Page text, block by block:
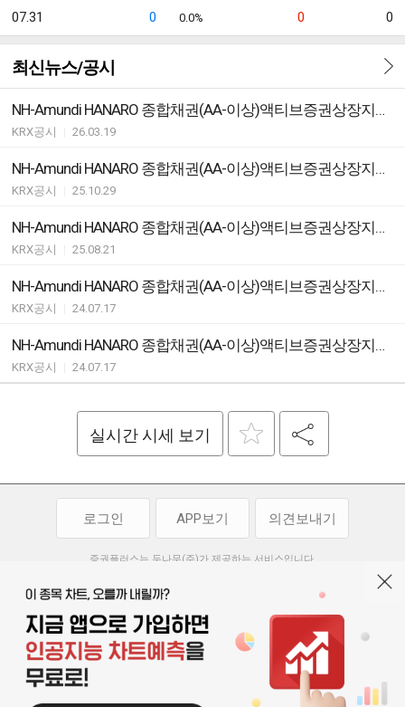
07.31 0 0.0% 0 0
최신뉴스/공시
NH-Amundi HANARO 종합채권(AA-이상)액티브증권상장지수투자신탁(채권) ETF지정참가회사(AP)추가ㆍ해지ㆍ변경안내
KRX공시 26.03.19
NH-Amundi HANARO 종합채권(AA-이상)액티브증권상장지수투자신탁(채권) ETF 분배락 기준가격 안내
KRX공시 25.10.29
NH-Amundi HANARO 종합채권(AA-이상)액티브증권상장지수투자신탁(채권) ETF변경등록ㆍ집합투자규약 변경
KRX공시 25.08.21
NH-Amundi HANARO 종합채권(AA-이상)액티브증권상장지수투자신탁(채권) ETF지정참가회사(AP)추가ㆍ해지ㆍ변경안내
KRX공시 24.07.17
NH-Amundi HANARO 종합채권(AA-이상)액티브증권상장지수투자신탁(채권) ETF유동성공급자(LP)와유동성공급계약의체결ㆍ변경ㆍ해지안내
KRX공시 24.07.17
실시간 시세 보기
로그인 APP보기 의견보내기
증권플러스는 두나무(주)가 제공하는 서비스입니다.
투자 참고사항이며, 정보 제공 과정에서 오류나 지연이 발생할 수 있습니다.
두나무(주)는 제공된 정보에 의한 투자 결과에 대하여 법적인 책임을
부담하지 않습니다. 본 서비스에서 제공되는 정보의 무단 배포를 금합니다.
이용약관 | 청소년보호정책 개인정보처리방침
기사배열 기본방침 | 고객센터 |
오픈소스 라이선스
서울특별시 서초구 강남대로 369, 15층
사업자 등록번호 119-86-54968